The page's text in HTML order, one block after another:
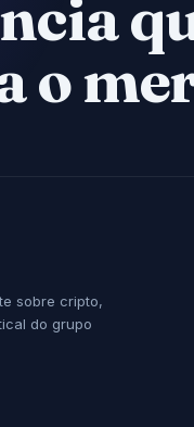
o
sobre cripto,
do grupo